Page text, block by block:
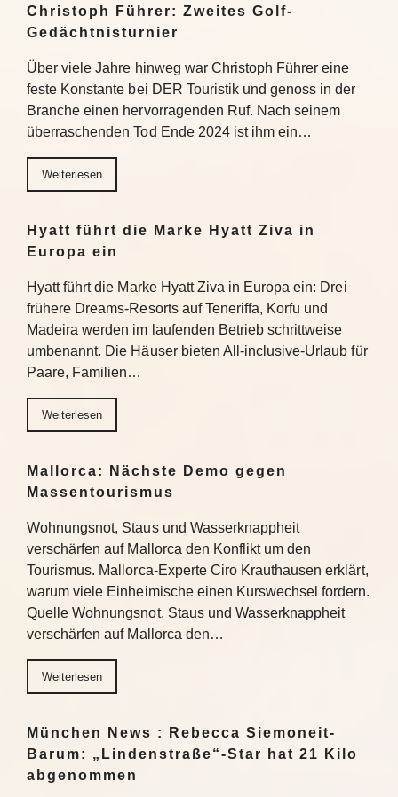
Christoph Führer: Zweites Golf-
Gedächtnisturnier
Über viele Jahre hinweg war Christoph Führer eine
feste Konstante bei DER Touristik und genoss in der
Branche einen hervorragenden Ruf. Nach seinem
überraschenden Tod Ende 2024 ist ihm ein…
Weiterlesen
Hyatt führt die Marke Hyatt Ziva in
Europa ein
Hyatt führt die Marke Hyatt Ziva in Europa ein: Drei
frühere Dreams-Resorts auf Teneriffa, Korfu und
Madeira werden im laufenden Betrieb schrittweise
umbenannt. Die Häuser bieten All-inclusive-Urlaub für
Paare, Familien…
Weiterlesen
Mallorca: Nächste Demo gegen
Massentourismus
Wohnungsnot, Staus und Wasserknappheit
verschärfen auf Mallorca den Konflikt um den
Tourismus. Mallorca-Experte Ciro Krauthausen erklärt,
warum viele Einheimische einen Kurswechsel fordern.
Quelle Wohnungsnot, Staus und Wasserknappheit
verschärfen auf Mallorca den…
Weiterlesen
München News : Rebecca Siemoneit-
Barum: „Lindenstraße“-Star hat 21 Kilo
abgenommen